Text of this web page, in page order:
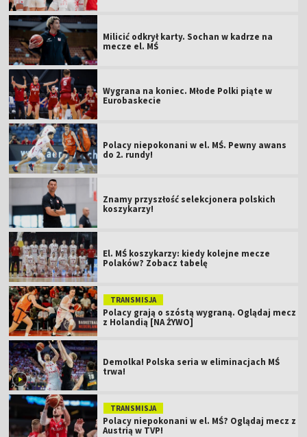
Milicić odkrył karty. Sochan w kadrze na
mecze el. MŚ
Wygrana na koniec. Młode Polki piąte w
Eurobaskecie
Polacy niepokonani w el. MŚ. Pewny awans
do 2. rundy!
Znamy przyszłość selekcjonera polskich
koszykarzy!
El. MŚ koszykarzy: kiedy kolejne mecze
Polaków? Zobacz tabelę
TRANSMISJA
Polacy grają o szóstą wygraną. Oglądaj mecz
z Holandią [NA ŻYWO]
Demolka! Polska seria w eliminacjach MŚ
trwa!
TRANSMISJA
Polacy niepokonani w el. MŚ? Oglądaj mecz z
Austrią w TVP!